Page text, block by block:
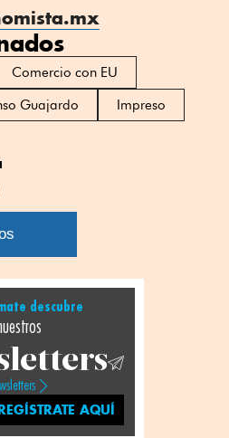
Comercio con EU
Guajardo
Impreso
descubre
AQUÍ